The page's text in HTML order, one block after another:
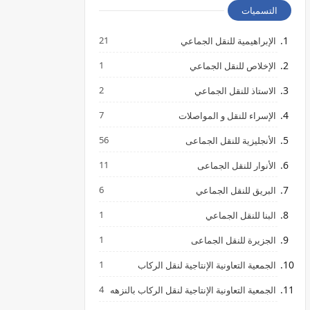
التسميات
الإبراهيمية للنقل الجماعي 21
الإخلاص للنقل الجماعي 1
الاستاذ للنقل الجماعي 2
الإسراء للنقل و المواصلات 7
الأنجليزية للنقل الجماعى 56
الأنوار للنقل الجماعى 11
البريق للنقل الجماعي 6
البنا للنقل الجماعي 1
الجزيرة للنقل الجماعى 1
الجمعية التعاونية الإنتاجية لنقل الركاب 1
الجمعية التعاونية الإنتاجية لنقل الركاب بالنزهه 4